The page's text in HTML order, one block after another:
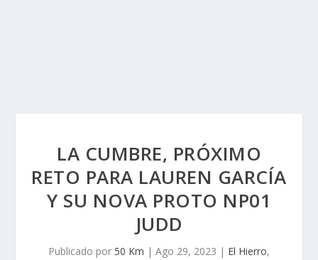
LA CUMBRE, PRÓXIMO
RETO PARA LAUREN GARCÍA
Y SU NOVA PROTO NP01
JUDD
Publicado por 50 Km | Ago 29, 2023 | El Hierro,